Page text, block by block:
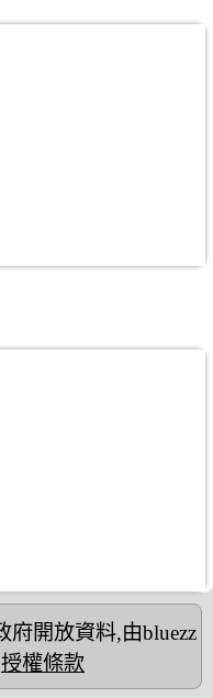
開放資料,由bluezz
授權條款